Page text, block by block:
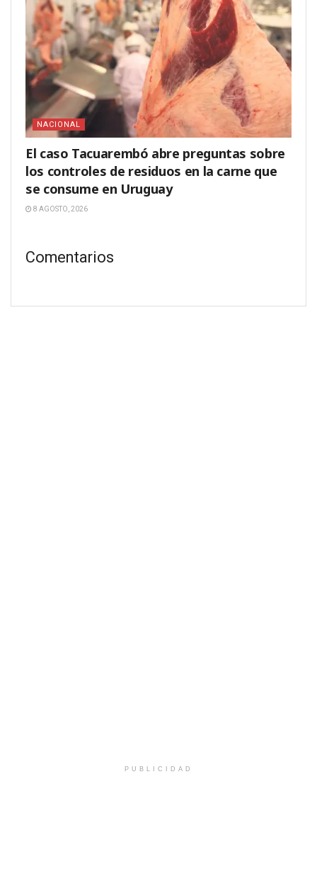
NACIONAL
El caso Tacuarembó abre preguntas sobre
los controles de residuos en la carne que
se consume en Uruguay
8 AGOSTO, 2026
Comentarios
PUBLICIDAD